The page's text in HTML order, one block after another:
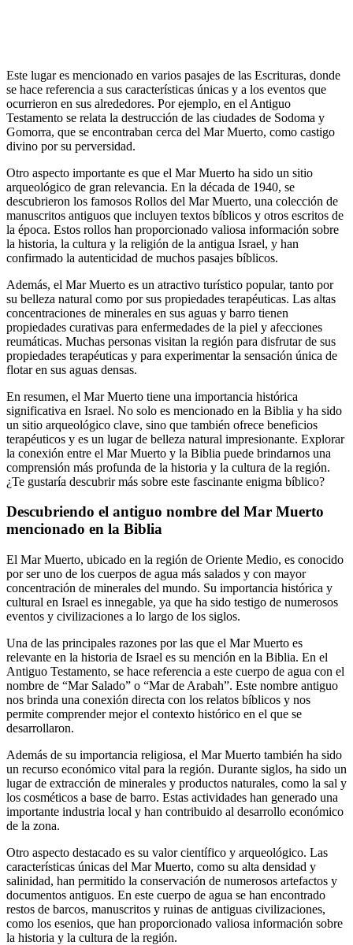
Este lugar es mencionado en varios pasajes de las Escrituras, donde
se hace referencia a sus características únicas y a los eventos que
ocurrieron en sus alrededores. Por ejemplo, en el Antiguo
Testamento se relata la destrucción de las ciudades de Sodoma y
Gomorra, que se encontraban cerca del Mar Muerto, como castigo
divino por su perversidad.
Otro aspecto importante es que el Mar Muerto ha sido un sitio
arqueológico de gran relevancia. En la década de 1940, se
descubrieron los famosos Rollos del Mar Muerto, una colección de
manuscritos antiguos que incluyen textos bíblicos y otros escritos de
la época. Estos rollos han proporcionado valiosa información sobre
la historia, la cultura y la religión de la antigua Israel, y han
confirmado la autenticidad de muchos pasajes bíblicos.
Además, el Mar Muerto es un atractivo turístico popular, tanto por
su belleza natural como por sus propiedades terapéuticas. Las altas
concentraciones de minerales en sus aguas y barro tienen
propiedades curativas para enfermedades de la piel y afecciones
reumáticas. Muchas personas visitan la región para disfrutar de sus
propiedades terapéuticas y para experimentar la sensación única de
flotar en sus aguas densas.
En resumen, el Mar Muerto tiene una importancia histórica
significativa en Israel. No solo es mencionado en la Biblia y ha sido
un sitio arqueológico clave, sino que también ofrece beneficios
terapéuticos y es un lugar de belleza natural impresionante. Explorar
la conexión entre el Mar Muerto y la Biblia puede brindarnos una
comprensión más profunda de la historia y la cultura de la región.
¿Te gustaría descubrir más sobre este fascinante enigma bíblico?
Descubriendo el antiguo nombre del Mar Muerto
mencionado en la Biblia
El Mar Muerto, ubicado en la región de Oriente Medio, es conocido
por ser uno de los cuerpos de agua más salados y con mayor
concentración de minerales del mundo. Su importancia histórica y
cultural en Israel es innegable, ya que ha sido testigo de numerosos
eventos y civilizaciones a lo largo de los siglos.
Una de las principales razones por las que el Mar Muerto es
relevante en la historia de Israel es su mención en la Biblia. En el
Antiguo Testamento, se hace referencia a este cuerpo de agua con el
nombre de “Mar Salado” o “Mar de Arabah”. Este nombre antiguo
nos brinda una conexión directa con los relatos bíblicos y nos
permite comprender mejor el contexto histórico en el que se
desarrollaron.
Además de su importancia religiosa, el Mar Muerto también ha sido
un recurso económico vital para la región. Durante siglos, ha sido un
lugar de extracción de minerales y productos naturales, como la sal y
los cosméticos a base de barro. Estas actividades han generado una
importante industria local y han contribuido al desarrollo económico
de la zona.
Otro aspecto destacado es su valor científico y arqueológico. Las
características únicas del Mar Muerto, como su alta densidad y
salinidad, han permitido la conservación de numerosos artefactos y
documentos antiguos. En este cuerpo de agua se han encontrado
restos de barcos, manuscritos y ruinas de antiguas civilizaciones,
como los esenios, que han proporcionado valiosa información sobre
la historia y la cultura de la región.